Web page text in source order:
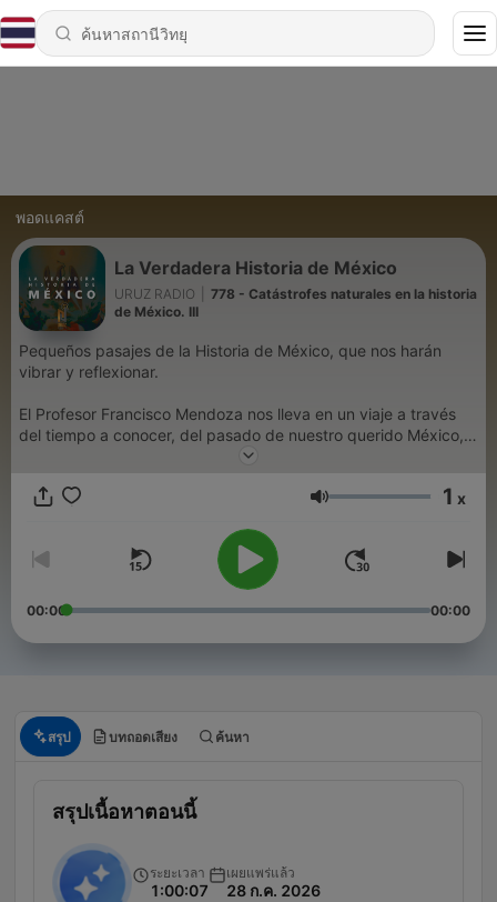
พอดแคสต์
La Verdadera Historia de México
URUZ RADIO
778 - Catástrofes naturales en la historia
de México. III
Pequeños pasajes de la Historia de México, que nos harán
vibrar y reflexionar.
El Profesor Francisco Mendoza nos lleva en un viaje a través
del tiempo a conocer, del pasado de nuestro querido México,
hechos históricos poco conocidos.
ระดับเสียง 1 x
00:00 00:00
สรุป บทถอดเสียง ค้นหา
สรุปเนื้อหาตอนนี้
ระยะเวลา
1:00:07
เผยแพร่แล้ว
28 ก.ค. 2026